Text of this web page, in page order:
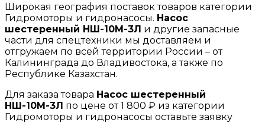
Широкая география поставок товаров категории
Гидромоторы и гидронасосы. Насос
шестеренный НШ-10М-3Л и другие запасные
части для спецтехники мы доставляем и
отгружаем по всей территории России – от
Калининграда до Владивостока, а также по
Республике Казахстан.
Для заказа товара Насос шестеренный
НШ-10М-3Л по цене от 1 800 ₽ из категории
Гидромоторы и гидронасосы оставьте заявку